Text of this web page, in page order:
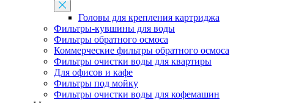
Головы для крепления картриджа
Фильтры-кувшины для воды
Фильтры обратного осмоса
Коммерческие фильтры обратного осмоса
Фильтры очистки воды для квартиры
Для офисов и кафе
Фильтры под мойку
Фильтры очистки воды для кофемашин